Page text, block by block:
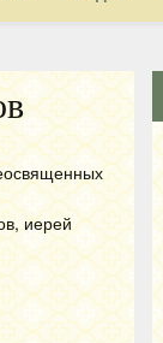
иерей